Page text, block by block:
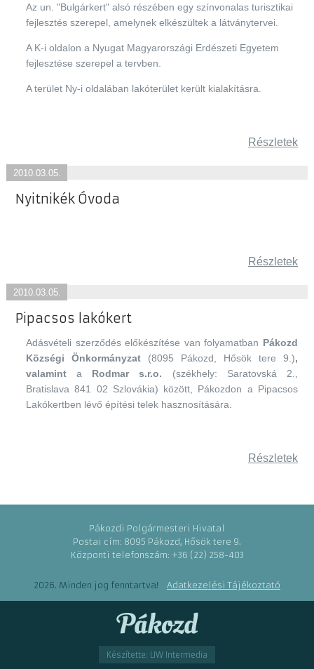
Az un. "Bulgárkert" alsó részében egy színvonalas turisztikai
fejlesztés szerepel, amelynek elkészültek a látványtervei.
A K-i oldalon a Nyugat Magyarországi Erdészeti Egyetem
fejlesztése szerepel a tervben.
A terület Ny-i oldalában lakóterület került kialakításra.
Részletek
2010.03.05.
Nyitnikék Óvoda
Részletek
2010.03.05.
Pipacsos lakókert
Adásvételi szerződés előkészítése van folyamatban Pákozd
Községi Önkormányzat (8095 Pákozd, Hősök tere 9.),
valaminta Rodmar s.r.o. (székhely: Saratovská 2.,
Bratislava 841 02 Szlovákia) között, Pákozdon a Pipacsos
Lakókertben lévő építési telek hasznosítására.
Részletek
Pákozdi Polgármesteri Hivatal
Postai cím: 8095 Pákozd, Hősök tere 9.
Központi telefonszám: +36 (22) 258-403
2026. Minden jog fenntartva! Adatkezelési Tájékoztató
Készítette: LIW Intermedia